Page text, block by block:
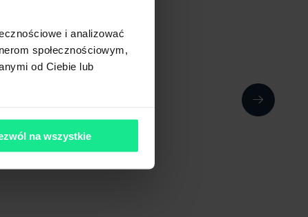
i analizować
społecznościowym,
od Ciebie lub
na wszystkie